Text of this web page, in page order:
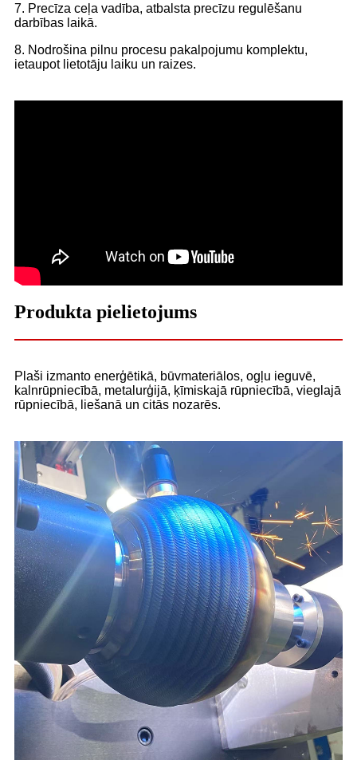
7. Precīza ceļa vadība, atbalsta precīzu regulēšanu
darbības laikā.
8. Nodrošina pilnu procesu pakalpojumu komplektu,
ietaupot lietotāju laiku un raizes.
Produkta pielietojums
Plaši izmanto enerģētikā, būvmateriālos, ogļu ieguvē,
kalnrūpniecībā, metalurģijā, ķīmiskajā rūpniecībā, vieglajā
rūpniecībā, liešanā un citās nozarēs.